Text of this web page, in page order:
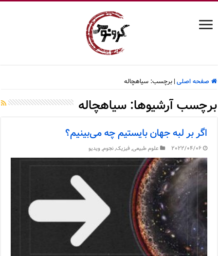
صفحه اصلی| برچسب:سیاهچاله
برچسب آرشیوها:سیاهچاله
اگر بر لبه جهان بایستیم چه می‌بینیم؟
2022/04/06 علوم طبیعی,فیزیک,نجوم,ویدیو